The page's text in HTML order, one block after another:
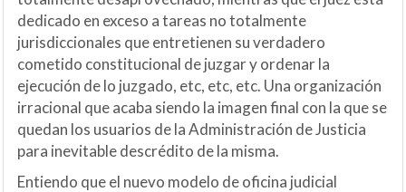
dedicado en exceso a tareas no totalmente
jurisdiccionales que entretienen su verdadero
cometido constitucional de juzgar y ordenar la
ejecución de lo juzgado, etc, etc, etc. Una organización
irracional que acaba siendo la imagen final con la que se
quedan los usuarios de la Administración de Justicia
para inevitable descrédito de la misma.
Entiendo que el nuevo modelo de oficina judicial